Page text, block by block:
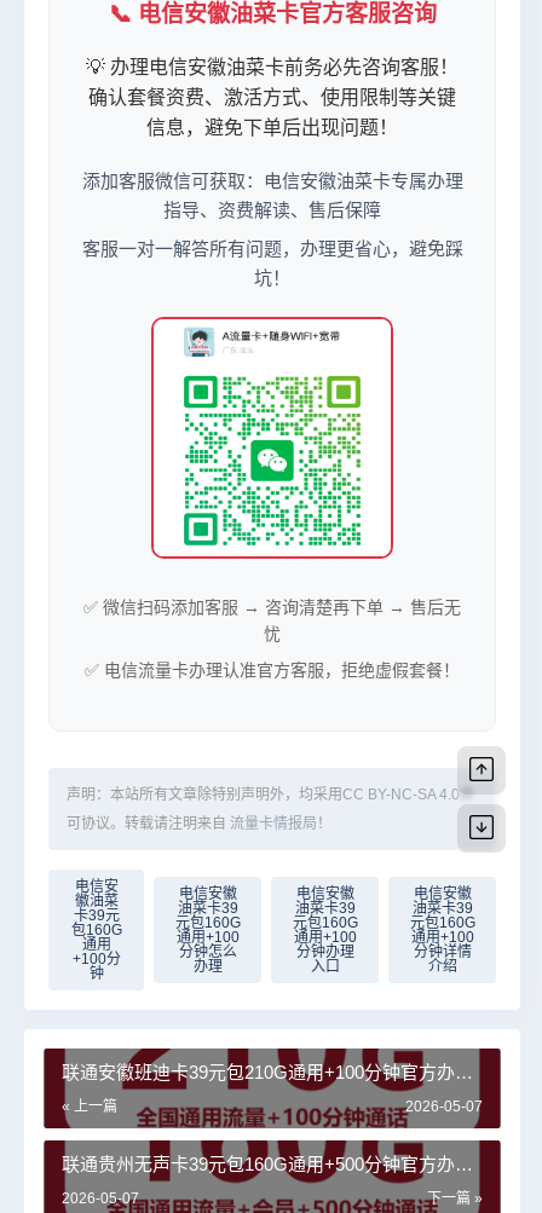
📞 电信安徽油菜卡官方客服咨询
💡 办理电信安徽油菜卡前务必先咨询客服！
确认套餐资费、激活方式、使用限制等关键
信息，避免下单后出现问题！
添加客服微信可获取：电信安徽油菜卡专属办理
指导、资费解读、售后保障
客服一对一解答所有问题，办理更省心，避免踩
坑！
✅ 微信扫码添加客服 → 咨询清楚再下单 → 售后无
忧
✅ 电信流量卡办理认准官方客服，拒绝虚假套餐！
声明：本站所有文章除特别声明外，均采用CC BY-NC-SA 4.0许
可协议。转载请注明来自 流量卡情报局 ！
电信安
徽油菜
卡39元
包160G
通用
+100分
钟
电信安徽
油菜卡39
元包160G
通用+100
分钟怎么
办理
电信安徽
油菜卡39
元包160G
通用+100
分钟办理
入口
电信安徽
油菜卡39
元包160G
通用+100
分钟详情
介绍
联通安徽班迪卡39元包210G通用+100分钟官方办理
入口
« 上一篇 2026-05-07
联通贵州无声卡39元包160G通用+500分钟官方办理
入口
下一篇 »
2026-05-07